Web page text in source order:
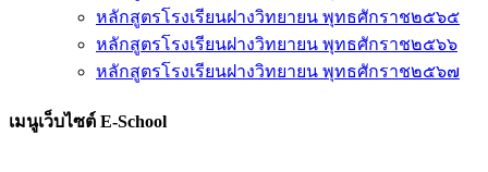
หลักสูตรโรงเรียนฝางวิทยายน พุทธศักราช๒๕๖๕
หลักสูตรโรงเรียนฝางวิทยายน พุทธศักราช๒๕๖๖
หลักสูตรโรงเรียนฝางวิทยายน พุทธศักราช๒๕๖๗
เมนูเว็บไซต์ E-School